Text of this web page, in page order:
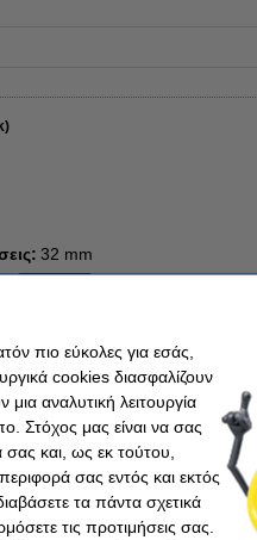
32 mm
24% ΦΠΑ
Τιμή ανά ετικέτα
0,018 €
διαθέσιμο
τώρα, για άμεση
πιο εύκολες για εσάς,
cookies διασφαλίζουν
αναλυτική λειτουργία
Στόχος μας είναι να σας
σας και, ως εκ τούτου,
σας εντός και εκτός
τα πάντα σχετικά
τις προτιμήσεις σας.